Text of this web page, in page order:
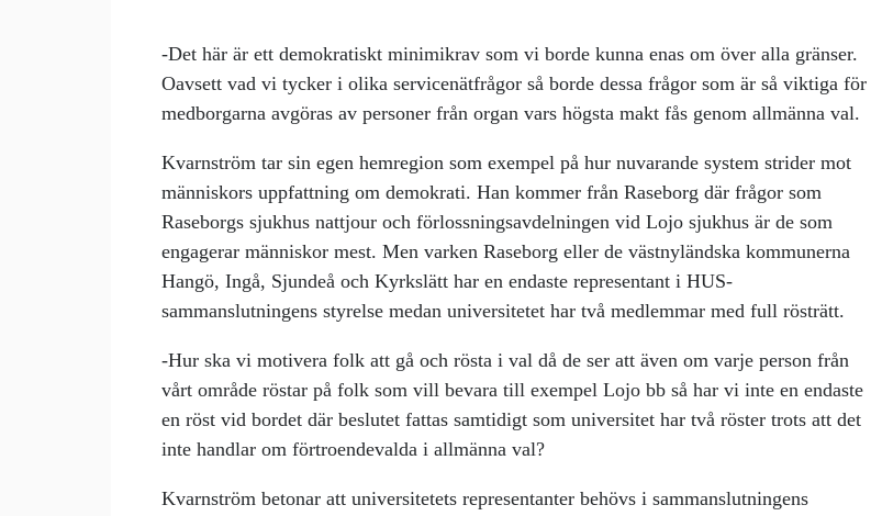
-Det här är ett demokratiskt minimikrav som vi borde kunna enas om över alla gränser.
Oavsett vad vi tycker i olika servicenätfrågor så borde dessa frågor som är så viktiga för
medborgarna avgöras av personer från organ vars högsta makt fås genom allmänna val.
Kvarnström tar sin egen hemregion som exempel på hur nuvarande system strider mot
människors uppfattning om demokrati. Han kommer från Raseborg där frågor som
Raseborgs sjukhus nattjour och förlossningsavdelningen vid Lojo sjukhus är de som
engagerar människor mest. Men varken Raseborg eller de västnyländska kommunerna
Hangö, Ingå, Sjundeå och Kyrkslätt har en endaste representant i HUS-
sammanslutningens styrelse medan universitetet har två medlemmar med full rösträtt.
-Hur ska vi motivera folk att gå och rösta i val då de ser att även om varje person från
vårt område röstar på folk som vill bevara till exempel Lojo bb så har vi inte en endaste
en röst vid bordet där beslutet fattas samtidigt som universitet har två röster trots att det
inte handlar om förtroendevalda i allmänna val?
Kvarnström betonar att universitetets representanter behövs i sammanslutningens